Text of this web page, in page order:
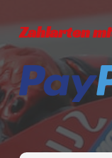
Zahlarten